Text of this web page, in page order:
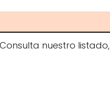
nuestro listado,